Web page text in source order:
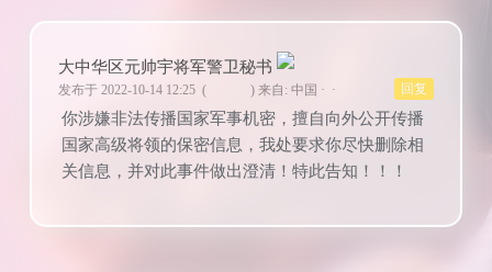
大中华区元帅宇将军警卫秘书
回复
发布于 2022-10-14 12:25 ( ) 来自: 中国 · ·
你涉嫌非法传播国家军事机密，擅自向外公开传播
国家高级将领的保密信息，我处要求你尽快删除相
关信息，并对此事件做出澄清！特此告知！！！